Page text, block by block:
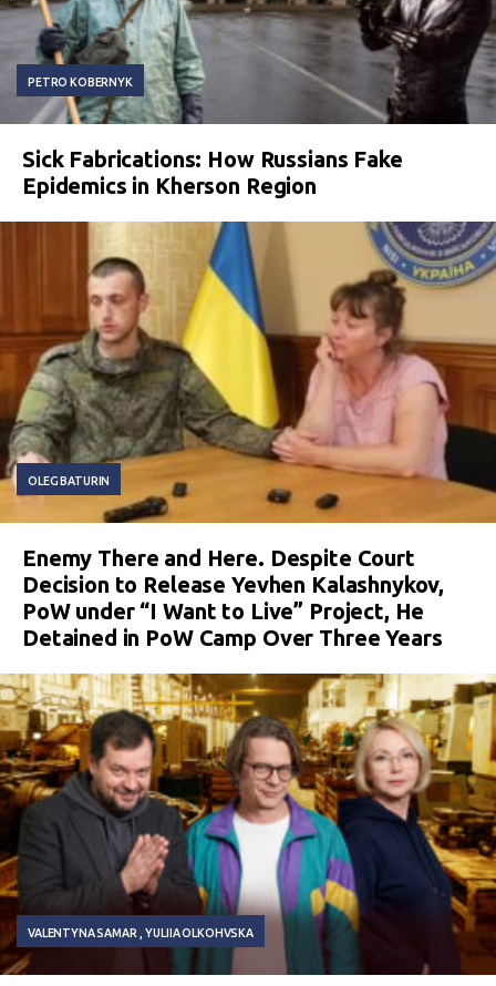
PETRO KOBERNYK
Sick Fabrications: How Russians Fake
Epidemics in Kherson Region
OLEG BATURIN
Enemy There and Here. Despite Court
Decision to Release Yevhen Kalashnykov,
PoW under “I Want to Live” Project, He
Detained in PoW Camp Over Three Years
VALENTYNA SAMAR YULIIA OLKOHVSKA